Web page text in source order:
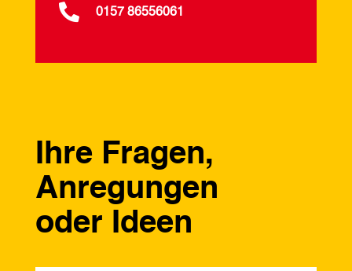
 0157 86556061
Ihre Fragen,
Anregungen
oder Ideen